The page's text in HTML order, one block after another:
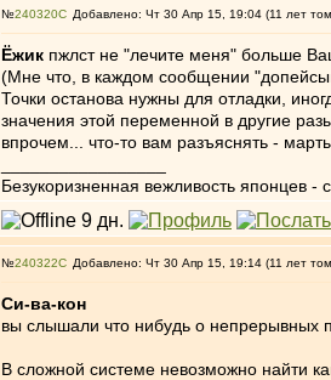
№240320 Добавлено: Чт 30 Апр 15, 19:04 (11 лет
Ёжик пжлст не "лечите меня" больше
(Мне что, в каждом сообщении
Точки останова нужны для отладки,
значения этой переменной в другие
впрочем... что-то вам разъяснять -
Безукоризненная вежливость японцев -
№240322 Добавлено: Чт 30 Апр 15, 19:14 (11 лет
Си-ва-кон
вы слышали что нибудь о непрерывных
В сложной системе невозможно найти